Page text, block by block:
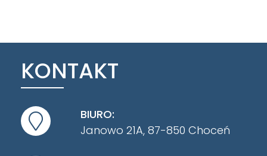
KONTAKT
BIURO:
Janowo 21A, 87-850 Choceń